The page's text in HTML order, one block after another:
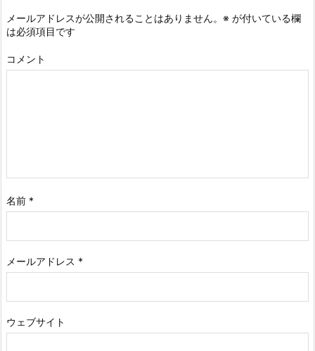
メールアドレスが公開されることはありません。 ※ が付いている欄
は必須項目です
コメント
名前 *
メールアドレス *
ウェブサイト